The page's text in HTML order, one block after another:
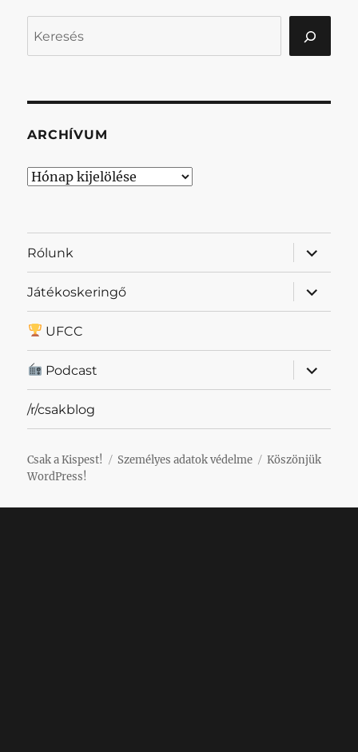
ARCHÍVUM
Archívum
Rólunk
almenü
Játékoskeringő
almenü
UFCC
Podcast
almenü
/r/csakblog
Csak a Kispest! Személyes adatok védelme
Köszönjük
WordPress!